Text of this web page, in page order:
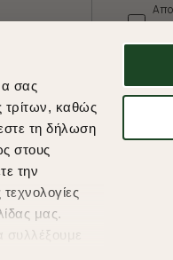
σας
τρίτων, καθώς
τη δήλωση
στους
την
μας.
συλλέξουμε
* Δεν